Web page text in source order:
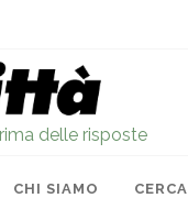
delle risposte
CHI SIAMO CERCA